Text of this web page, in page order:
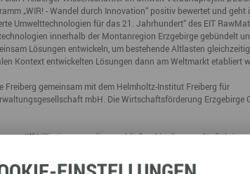
Regionalmarketing & -entwicklung
Marke ERZGEBIRGE
Touristische Infrastruktur
Wanderwege Radrouten
Wegewarte
„WIR! - Wandel durch Innovation“ positiv bewertet und geht
Umwelttechnologien für das 21. Jahrhundert“ des EIT
innerhalb der Montanregion Erzgebirge gebündelt
Lösungen entwickeln, um bestehende Altlasten
Kontext entwickelten Lösungen dann am Weltmarkt etabliert
gemeinsam mit dem Helmholtz-Institut Freiberg für
mbH. Die Wirtschaftsförderung Erzgebirge
zwölf Initiativen aus, die anschließend in die etwa fünfjährige
starten dürfen.